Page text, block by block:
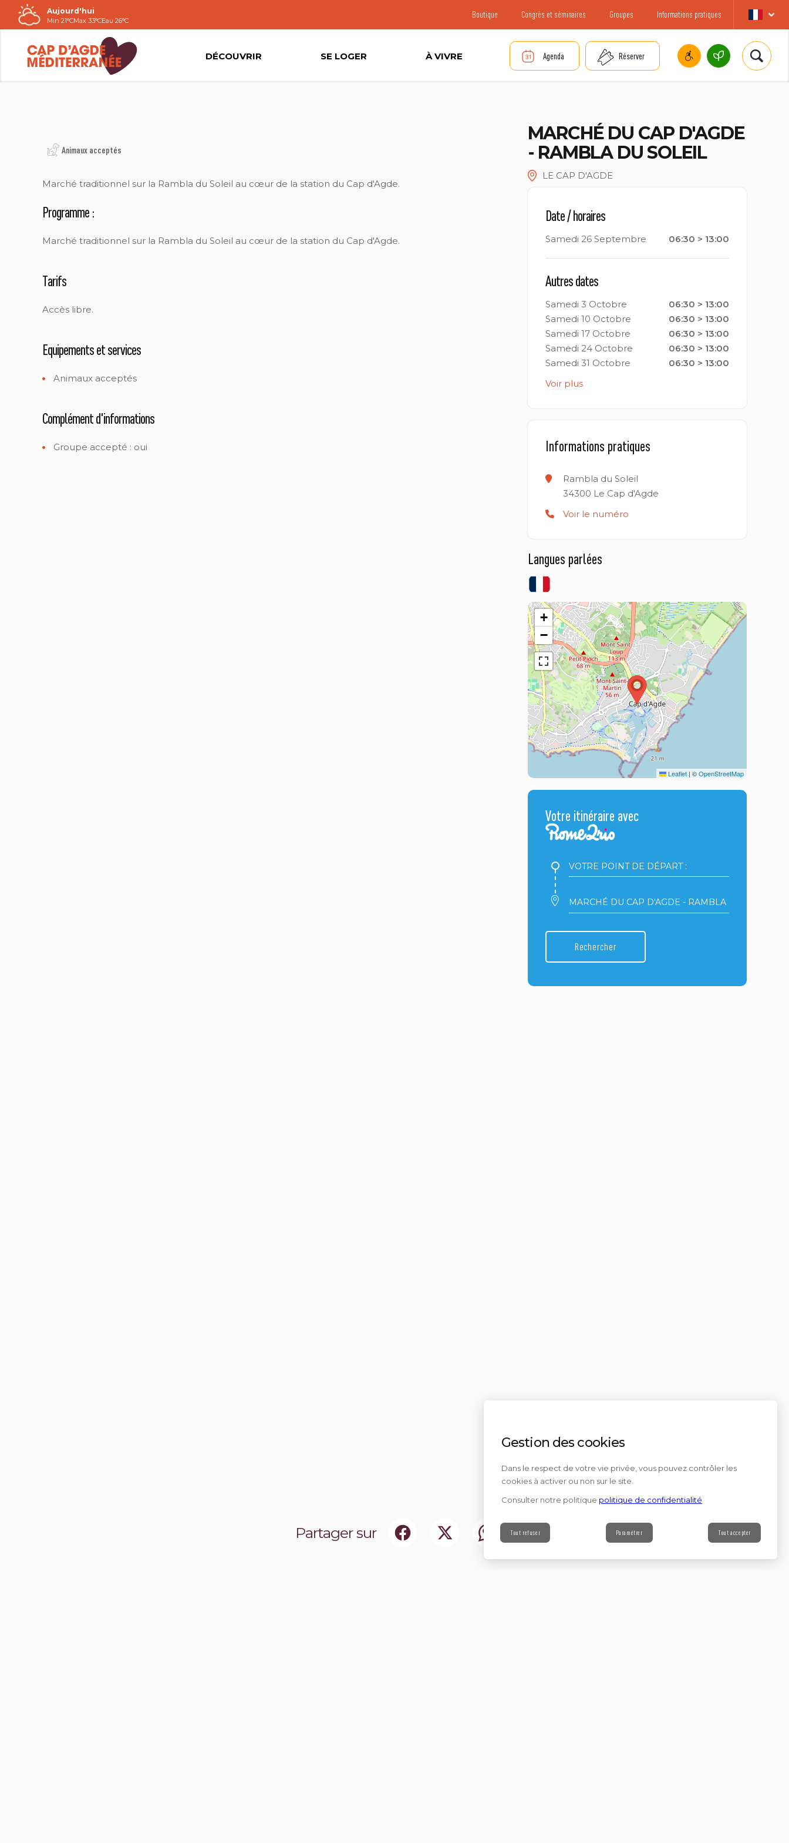
Passer
au
contenu
Aujourd'hui
Min 21°CMax 33°CEau 26°C
Boutique Congrès et séminaires Groupes Informations pratiques
DÉCOUVRIR SE LOGER À VIVRE Agenda Réserver
Animaux acceptés
Marché traditionnel sur la Rambla du Soleil au cœur de la station du Cap d'Agde.
Programme :
Marché traditionnel sur la Rambla du Soleil au cœur de la station du Cap d'Agde.
Tarifs
Accès libre.
Equipements et services
Animaux acceptés
Complément d'informations
Groupe accepté : oui
MARCHÉ DU CAP D'AGDE
- RAMBLA DU SOLEIL
LE CAP D'AGDE
Date / horaires
Samedi 26 Septembre 06:30 > 13:00
Autres dates
Samedi 3 Octobre
06:30 > 13:00
Samedi 10 Octobre
06:30 > 13:00
Samedi 17 Octobre
06:30 > 13:00
Samedi 24 Octobre
06:30 > 13:00
Samedi 31 Octobre
06:30 > 13:00
Voir plus
Informations pratiques
Rambla du Soleil
34300 Le Cap d'Agde
Voir le numéro
Langues parlées
+
−
Leaflet | ©OpenStreetMap
Votre itinéraire avec
Votre
point
:Votre
point
Rechercher
Contact
Partager sur
Gestion des cookies
Dans le respect de votre vie privée, vous pouvez contrôler les
cookies à activer ou non sur le site.
Consulter notre politique politique de confidentialité
Tout refuser Paramétrer Tout accepter